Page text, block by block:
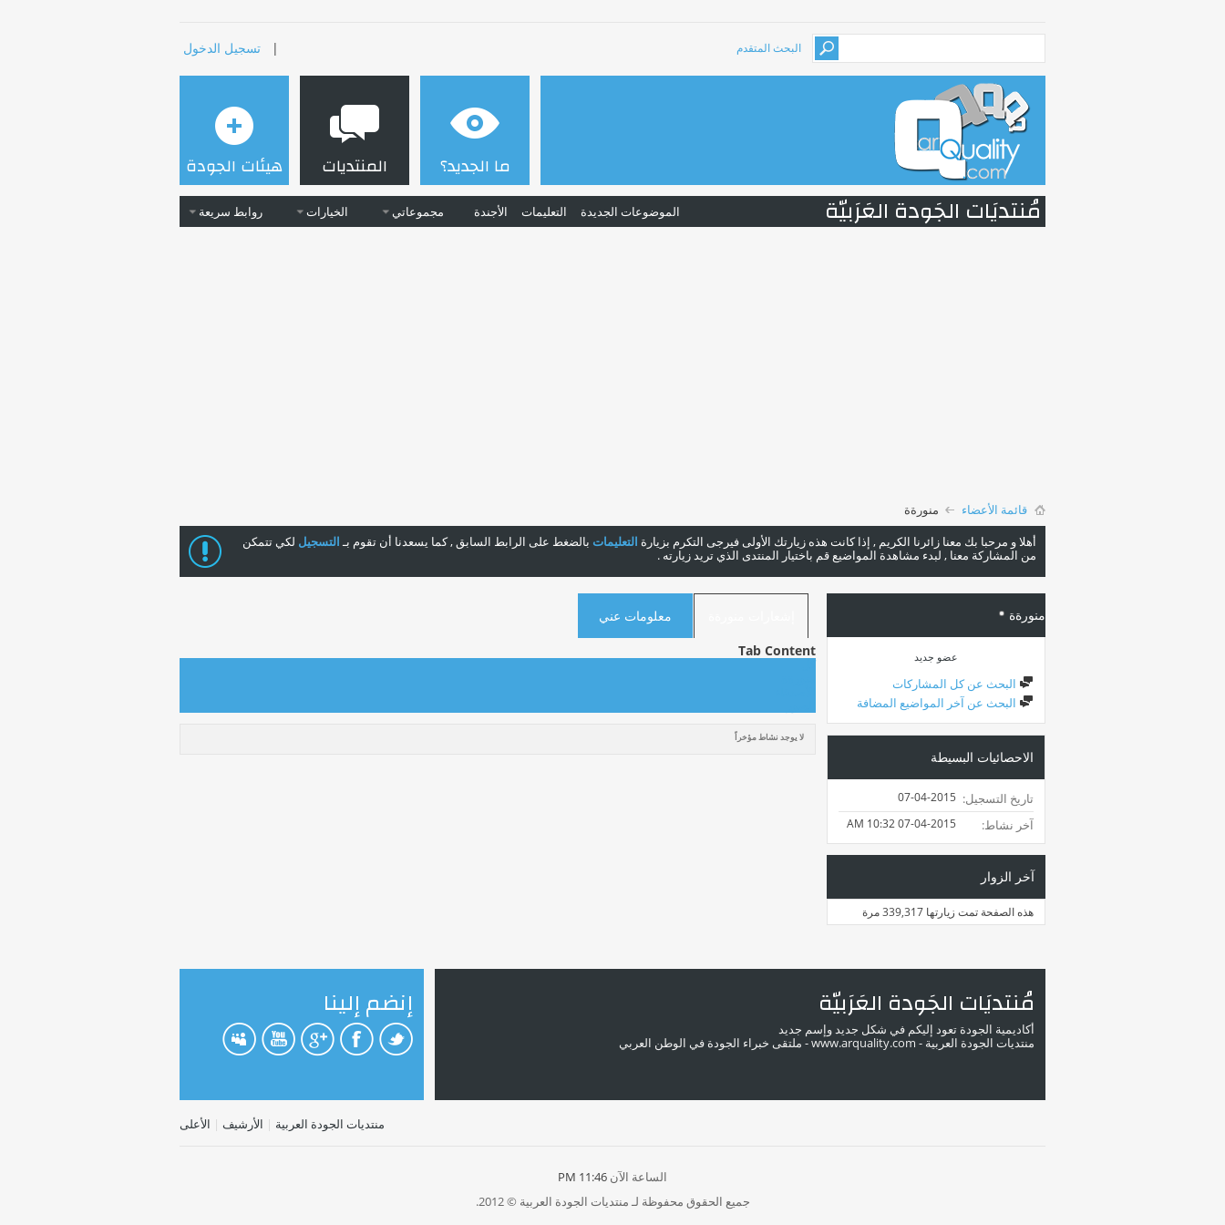
البحث المتقدم | تسجيل الدخول
ما الجديد؟ المنتديات
الموضوعات الجديدة التعليمات الأجندة مجموعاتي الخيارات روابط سريعة
هيئات الجودة
مُنتديَات الجَودة العَرَبيّة
قائمة الأعضاء
منورةة
أهلا و مرحبا بك معنا زائرنا الكريم , إذا كانت هذه زيارتك الأولى فيرجى التكرم بزيارة التعليمات بالضغط على الرابط السابق , كما يسعدنا أن تقوم بـالتسجيل لكي تتمكن
من المشاركة معنا , لبدء مشاهدة المواضيع قم باختيار المنتدى الذي تريد زيارته .
منورةة
عضو جديد
البحث عن كل المشاركات
البحث عن آخر المواضيع المضافة
الاحصائيات البسيطة
تاريخ التسجيل 07-04-2015
آخر نشاط 07-04-2015
10:32 AM
آخر الزوار
هذه الصفحة تمت زيارتها 339,317مرة
معلومات عني
Tab Content
لا يوجد نشاط مؤخراً
مُنتديَات الجَودة العَرَبيّة
أكاديمية الجودة تعود إليكم في شكل جديد وإسم جديد
منتديات الجودة العربية - www.arquality.com - ملتقى خبراء الجودة في الوطن العربي
إنضم إلينا
منتديات الجودة العربية | الأرشيف | الأعلى
الساعة الآن 11:46 PM
جميع الحقوق محفوظة لـ منتديات الجودة العربية © 2012.